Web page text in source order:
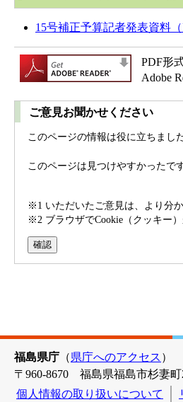
15号補正予算記者発表資料
PDF形
Adobe
ご意見お聞かせください
このページの情報は役に立ちまし
このページは見つけやすかったで
※1 いただいたご意見は、より分
※2 ブラウザでCookie（クッキー
福島県庁 （県庁へのアクセス ）
〒960-8670 福島県福島市杉妻
個人情報の取り扱いについて